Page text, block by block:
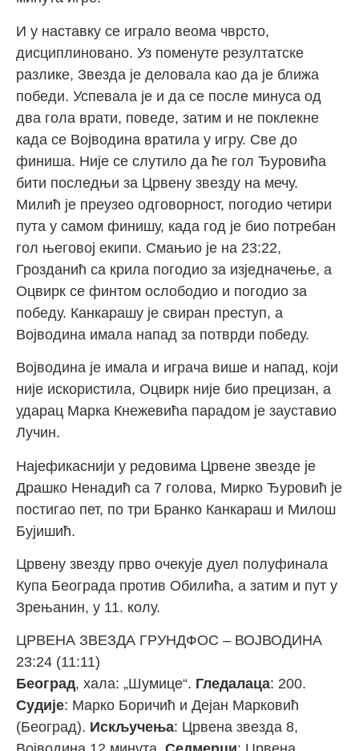
И у наставку се играло веома чврсто,
дисциплиновано. Уз поменуте резултатске
разлике, Звезда је деловала као да је ближа
победи. Успевала је и да се после минуса од
два гола врати, поведе, затим и не поклекне
када се Војводина вратила у игру. Све до
финиша. Није се слутило да ће гол Ђуровића
бити последњи за Црвену звезду на мечу.
Милић је преузео одговорност, погодио четири
пута у самом финишу, када год је био потребан
гол његовој екипи. Смањио је на 23:22,
Грозданић са крила погодио за изједначење, а
Оцвирк се финтом ослободио и погодио за
победу. Канкарашу је свиран преступ, а
Војводина имала напад за потврди победу.
Војводина је имала и играча више и напад, који
није искористила, Оцвирк није био прецизан, а
ударац Марка Кнежевића парадом је зауставио
Лучин.
Најефикаснији у редовима Црвене звезде је
Драшко Ненадић са 7 голова, Мирко Ђуровић је
постигао пет, по три Бранко Канкараш и Милош
Бујишић.
Црвену звезду прво очекује дуел полуфинала
Купа Београда против Обилића, а затим и пут у
Зрењанин, у 11. колу.
ЦРВЕНА ЗВЕЗДА ГРУНДФОС – ВОЈВОДИНА
23:24 (11:11)
Београд, хала: „Шумице“. Гледалаца: 200.
Судије: Марко Боричић и Дејан Марковић
(Београд). Искључења: Црвена звезда 8,